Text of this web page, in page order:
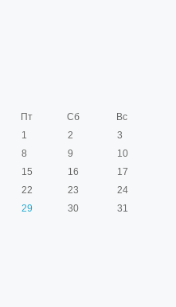
Пт Сб
Вс
1
2
3
8 9
10
15 16
17
22 23
24
29 30 31